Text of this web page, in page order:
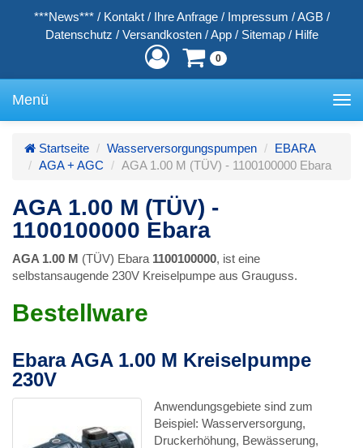
***News*** / Kontakt / Ihre Anfrage / Impressum / AGB /
Datenschutz / Versandkosten / App / Sitemap / Hilfe
0
Menü
Startseite Wasserversorgungspumpen
EBARA
AGA + AGC
AGA 1.00 M (TÜV) - 1100100000 Ebara
AGA 1.00 M (TÜV) -
1100100000 Ebara
AGA 1.00 M (TÜV) Ebara 1100100000, ist eine
selbstansaugende 230V Kreiselpumpe aus Grauguss.
Bestellware
Ebara AGA 1.00 M Kreiselpumpe
230V
Anwendungsgebiete sind zum
Beispiel: Wasserversorgung,
Druckerhöhung, Bewässerung,